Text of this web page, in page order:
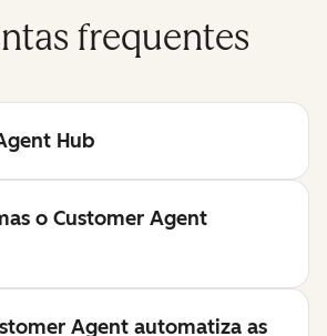
frequentes
Hub
o Customer Agent
Agent automatiza as